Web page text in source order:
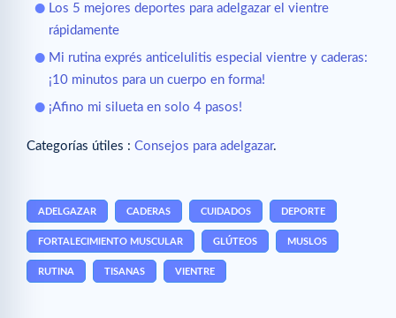
Los 5 mejores deportes para adelgazar el vientre
rápidamente
Mi rutina exprés anticelulitis especial vientre y caderas:
¡10 minutos para un cuerpo en forma!
¡Afino mi silueta en solo 4 pasos!
Categorías útiles : Consejos para adelgazar.
ADELGAZAR CADERAS CUIDADOS DEPORTE
FORTALECIMIENTO MUSCULAR GLÚTEOS MUSLOS
RUTINA TISANAS VIENTRE